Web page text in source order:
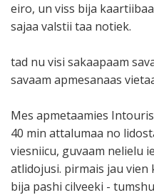
eiro, un viss bija
sajaa valstii taa notiek.
tad nu visi sakaapaam
savaam apmesanaas
Mes apmetaamies
40 min attalumaa no
viesniicu, guvaam nelielu
atlidojusi. pirmais jau vien
bija pashi cilveeki -